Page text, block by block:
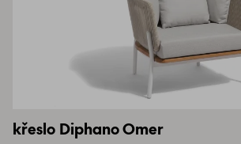
křeslo Diphano Omer